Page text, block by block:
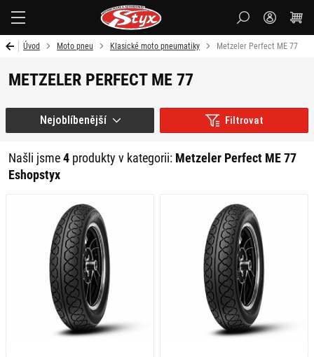
Úvod Moto pneu Klasické moto pneumatiky Metzeler Perfect ME 77
METZELER PERFECT ME 77
Filtrovat
Našli jsme4 produkty v kategorii: Metzeler Perfect ME 77
Eshopstyx
Nejoblíbenější